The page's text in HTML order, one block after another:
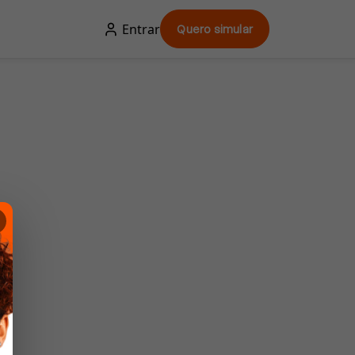
Entrar Quero simular